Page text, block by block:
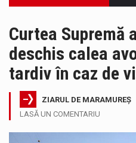
Curtea Supremă
deschis calea
tardiv în caz de
ZIARUL DE MARAMUREȘ
LASĂ UN COMENTARIU